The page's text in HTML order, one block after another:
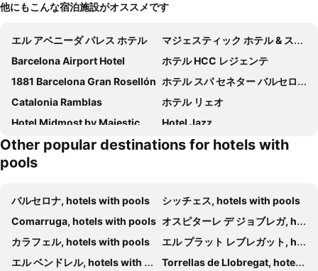
他にもこんな宿泊施設がオススメです
エル アベニーダ パレス ホテル
マジェスティック ホテル & スパ バルセロナ
Barcelona Airport Hotel
ホテル HCC レジェンテ
1881 Barcelona Gran Rosellón ホテル スパ セネター バルセロナ
Catalonia Ramblas
ホテル リェオ
Hotel Midmost by Majestic Hotel Group
Hotel Jazz
Grand Hyatt Barcelona
オリヴィア バルメス ホテル
InterContinental Barcelona by IHG
ホテル コンデス デ バルセローナ
Catalonia Park Putxet
Catalonia Plaza Catalunya
Hotel Regina Barcelona
Onix Rambla
バルセロ ラバル
Hyatt Regency Barcelona Tower
Torre Melina Gran Meliá
Other popular destinations for hotels with
pools
バルセロナ, hotels with pools
シッチェス, hotels with pools
Comarruga, hotels with pools オスピターレ デ ジョブレガ, hotels with pools
カラフェル, hotels with pools
エル プラット レブレガット, hotels with pools
エル ベンドレル, hotels with pools
Torrellas de Llobregat, hotels with pools